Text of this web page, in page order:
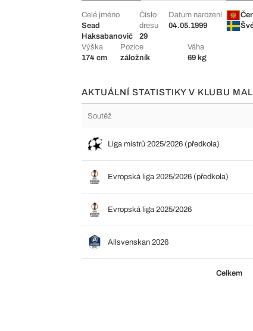
Celé jméno
Sead
Haksabanović
Číslo
dresu
29
Datum narození
04.05.1999
Výška
174 cm
Pozice
záložník
Váha
69 kg
AKTUÁLNÍ STATISTIKY V KLUBU
Soutěž
Liga mistrů 2025/2026 (předkola)
Evropská liga 2025/2026 (předkola)
Evropská liga 2025/2026
Allsvenskan 2026
Celkem